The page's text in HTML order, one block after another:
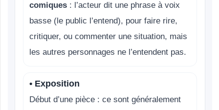
comiques : l’acteur dit une phrase à voix
basse (le public l’entend), pour faire rire,
critiquer, ou commenter une situation, mais
les autres personnages ne l’entendent pas.
• Exposition
Début d’une pièce : ce sont généralement